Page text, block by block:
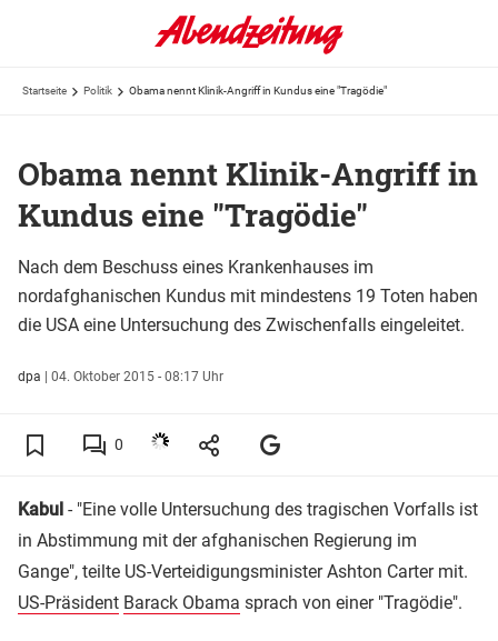
Startseite Politik Obama nennt Klinik-Angriff in Kundus eine "Tragödie"
Obama nennt Klinik-Angriff in
Kundus eine "Tragödie"
Nach dem Beschuss eines Krankenhauses im
nordafghanischen Kundus mit mindestens 19 Toten haben
die USA eine Untersuchung des Zwischenfalls eingeleitet.
dpa | 04. Oktober 2015 - 08:17 Uhr
0
Kabul - "Eine volle Untersuchung des tragischen Vorfalls ist
in Abstimmung mit der afghanischen Regierung im
Gange", teilte US-Verteidigungsminister Ashton Carter mit.
US-Präsident Barack Obama sprach von einer "Tragödie".